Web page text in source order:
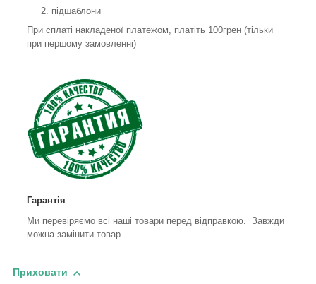
підшаблони
При сплаті накладеної платежом, платіть 100грен (тільки
при першому замовленні)
Гарантія
Ми перевіряємо всі наші товари перед відправкою. Завжди
можна замінити товар.
Приховати